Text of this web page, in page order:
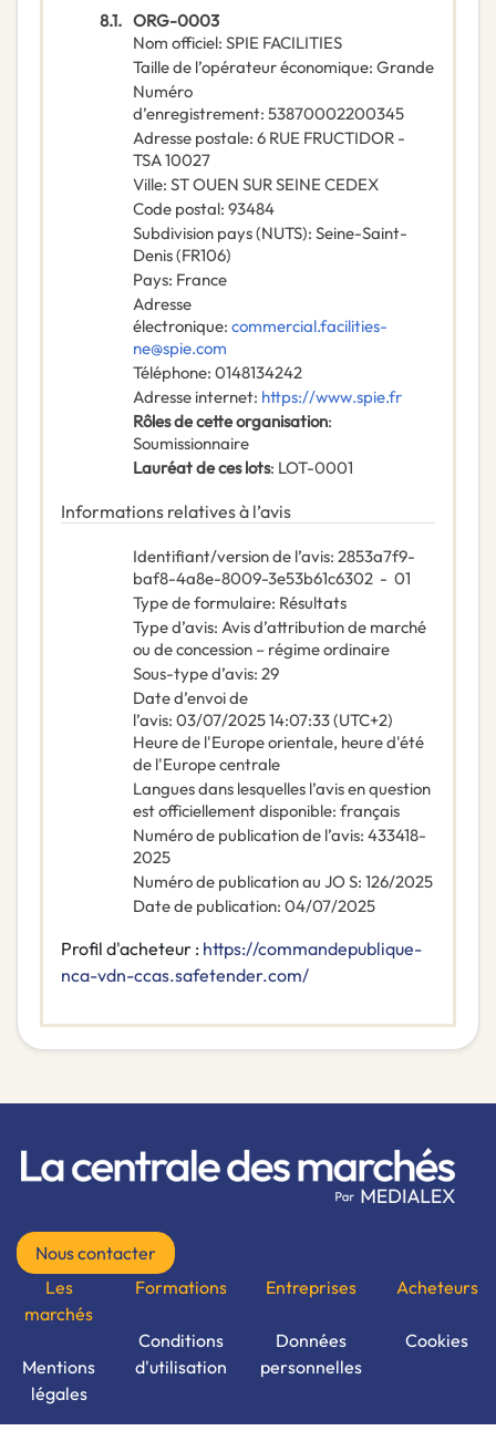
8.1. ORG-0003
Nom officiel: SPIE FACILITIES
Taille de l’opérateur économique: Grande
Numéro
d’enregistrement: 53870002200345
Adresse postale: 6 RUE FRUCTIDOR -
TSA 10027
Ville: ST OUEN SUR SEINE CEDEX
Code postal: 93484
Subdivision pays (NUTS): Seine-Saint-
Denis(FR106)
Pays: France
Adresse
électronique: commercial.facilities-
ne@spie.com
Téléphone: 0148134242
Adresse internet: https://www.spie.fr
Rôles de cette organisation:
Soumissionnaire
Lauréat de ces lots: LOT-0001
Informations relatives à l’avis
Identifiant/version de l’avis: 2853a7f9-
baf8-4a8e-8009-3e53b61c6302 - 01
Type de formulaire: Résultats
Type d’avis: Avis d’attribution de marché
ou de concession – régime ordinaire
Sous-type d’avis: 29
Date d’envoi de
l’avis: 03/07/202514:07:33 (UTC+2)
Heure de l'Europe orientale, heure d'été
de l'Europe centrale
Langues dans lesquelles l’avis en question
est officiellement disponible: français
Numéro de publication de l’avis: 433418-
2025
Numéro de publication au JO S: 126/2025
Date de publication: 04/07/2025
Profil d'acheteur : https://commandepublique-
nca-vdn-ccas.safetender.com/
Nous contacter
Les
marchés
Mentions
légales
Formations
Conditions
d'utilisation
Entreprises
Données
personnelles
Acheteurs
Cookies